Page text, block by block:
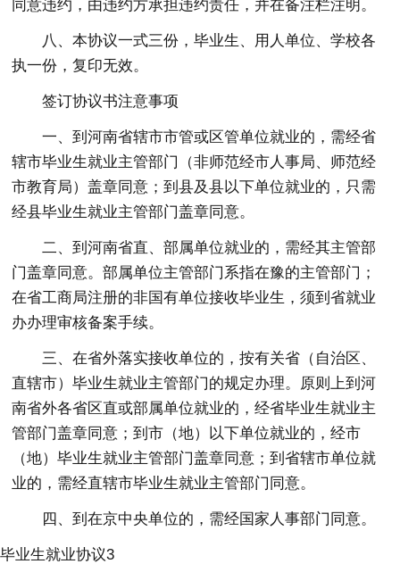
同意违约，由违约方承担违约责任，并在备注栏注明。
八、本协议一式三份，毕业生、用人单位、学校各
执一份，复印无效。
签订协议书注意事项
一、到河南省辖市市管或区管单位就业的，需经省
辖市毕业生就业主管部门（非师范经市人事局、师范经
市教育局）盖章同意；到县及县以下单位就业的，只需
经县毕业生就业主管部门盖章同意。
二、到河南省直、部属单位就业的，需经其主管部
门盖章同意。部属单位主管部门系指在豫的主管部门；
在省工商局注册的非国有单位接收毕业生，须到省就业
办办理审核备案手续。
三、在省外落实接收单位的，按有关省（自治区、
直辖市）毕业生就业主管部门的规定办理。原则上到河
南省外各省区直或部属单位就业的，经省毕业生就业主
管部门盖章同意；到市（地）以下单位就业的，经市
（地）毕业生就业主管部门盖章同意；到省辖市单位就
业的，需经直辖市毕业生就业主管部门同意。
四、到在京中央单位的，需经国家人事部门同意。
毕业生就业协议3